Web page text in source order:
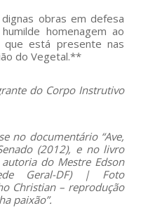
obras em defesa
homenagem ao
que está presente nas
do Vegetal.**
do Corpo Instrutivo
no documentário “Ave,
(2012), e no livro
autoria do Mestre Edson
Geral-DF) | Foto
Christian – reprodução
paixão”.